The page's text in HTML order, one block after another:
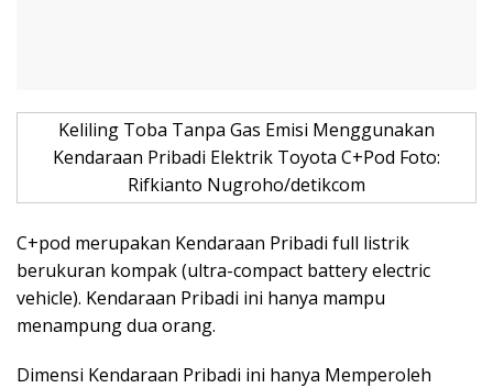
Keliling Toba Tanpa Gas Emisi Menggunakan
Kendaraan Pribadi Elektrik Toyota C+Pod Foto:
Rifkianto Nugroho/detikcom
C+pod merupakan Kendaraan Pribadi full listrik
berukuran kompak (ultra-compact battery electric
vehicle). Kendaraan Pribadi ini hanya mampu
menampung dua orang.
Dimensi Kendaraan Pribadi ini hanya Memperoleh